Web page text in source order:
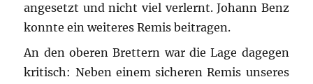
angesetzt und nicht viel verlernt. Johann Benz
konnte ein weiteres Remis beitragen.
An den oberen Brettern war die Lage dagegen
kritisch: Neben einem sicheren Remis unseres